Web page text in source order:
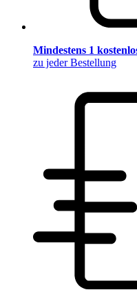
Mindestens 1
zu jeder Bestellung